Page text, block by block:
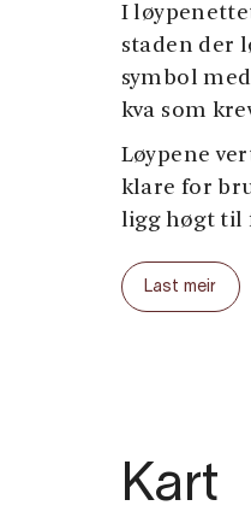
I
staden der
symbol
kva som
Løypene
klare for
ligg høgt til
DNT sine
distanse til
Last meir
Kart